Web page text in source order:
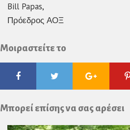
Bill Papas,
Πρόεδρος ΑΟΞ
Μοιραστείτε το
FacebookTwitter Google
Plus
Μπορεί επίσης να σας αρέσει